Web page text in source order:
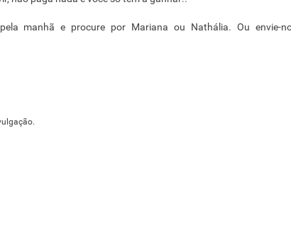
manhã e procure por Mariana ou Nathália. Ou envie-